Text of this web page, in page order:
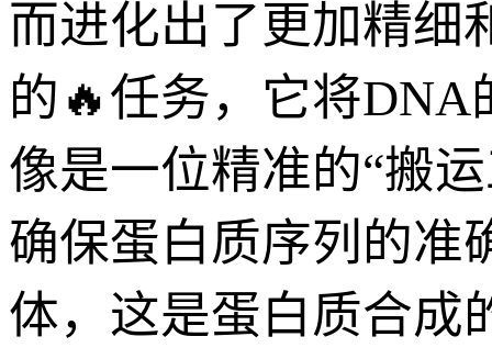
而进化出了更加精细
的🔥任务，它将DNA
像是一位精准的“搬
确保蛋白质序列的准
体，这是蛋白质合成